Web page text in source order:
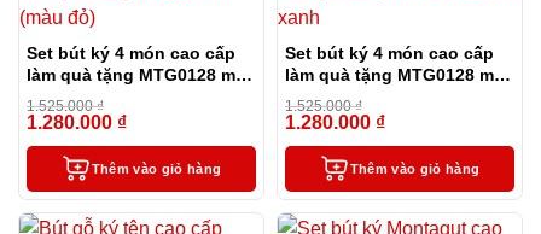
Set bút ký 4 món cao cấp
làm quà tặng MTG0128 màu
đỏ
1.525.000₫
1.280.000 ₫
Thêm vào giỏ hàng
Set bút ký 4 món cao cấp
làm quà tặng MTG0128 màu
xanh
1.525.000₫
1.280.000 ₫
Thêm vào giỏ hàng